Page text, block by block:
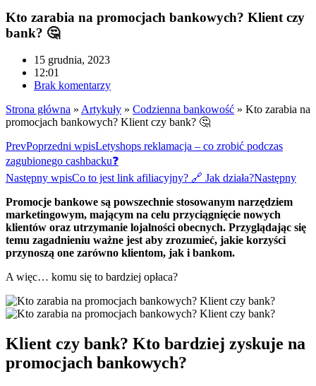
Kto zarabia na promocjach bankowych? Klient czy
bank? 🤔
15 grudnia, 2023
12:01
Brak komentarzy
Strona główna » Artykuły » Codzienna bankowość » Kto zarabia na
promocjach bankowych? Klient czy bank? 🤔
PrevPoprzedni wpisLetyshops reklamacja – co zrobić podczas
zagubionego cashbacku❓
Następny wpisCo to jest link afiliacyjny? 🔗 Jak działa?Następny
Promocje bankowe są powszechnie stosowanym narzędziem
marketingowym, mającym na celu przyciągnięcie nowych
klientów oraz utrzymanie lojalności obecnych. Przyglądając się
temu zagadnieniu ważne jest aby zrozumieć, jakie korzyści
przynoszą one zarówno klientom, jak i bankom.
A więc… komu się to bardziej opłaca?
Klient czy bank? Kto bardziej zyskuje na
promocjach bankowych?